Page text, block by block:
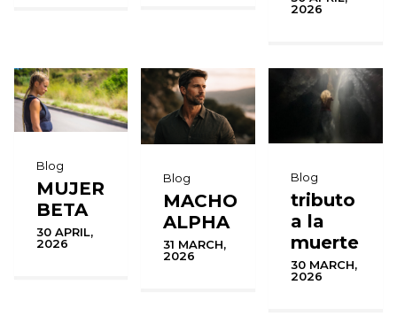
2026
Blog
MUJER
BETA
30 APRIL,
2026
Blog
MACHO
ALPHA
31 MARCH,
2026
Blog
tributo
a la
muerte
30 MARCH,
2026